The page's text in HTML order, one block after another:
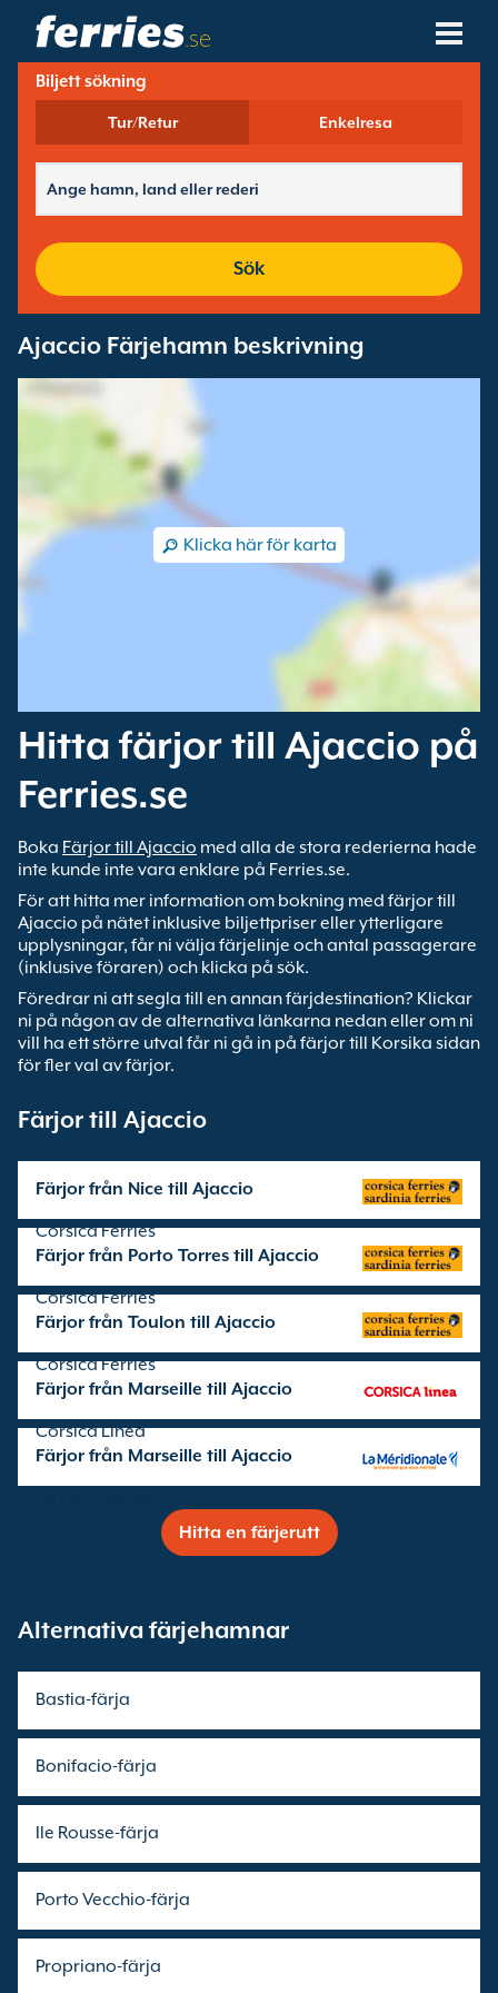
.se
Rederier
Färjedestinationer
Färjehamnar
Biljett sökning
Tur/Retur Enkelresa
Sök
Ajaccio Färjehamn beskrivning
Klicka här för karta
Hitta färjor till Ajaccio på
Ferries.se
Boka Färjor till Ajaccio med alla de stora rederierna hade
inte kunde inte vara enklare på Ferries.se.
För att hitta mer information om bokning med färjor till
Ajaccio på nätet inklusive biljettpriser eller ytterligare
upplysningar, får ni välja färjelinje och antal passagerare
(inklusive föraren) och klicka på sök.
Föredrar ni att segla till en annan färjdestination? Klickar
ni på någon av de alternativa länkarna nedan eller om ni
vill ha ett större utval får ni gå in på färjor till Korsika sidan
för fler val av färjor.
Färjor till Ajaccio
Färjor från Nice till Ajaccio
Corsica Ferries
Färjor från Porto Torres till Ajaccio
Corsica Ferries
Färjor från Toulon till Ajaccio
Corsica Ferries
Färjor från Marseille till Ajaccio
Corsica Linea
Färjor från Marseille till Ajaccio
Hitta en färjerutt
Alternativa färjehamnar
Bastia-färja
Bonifacio-färja
Ile Rousse-färja
Porto Vecchio-färja
Propriano-färja